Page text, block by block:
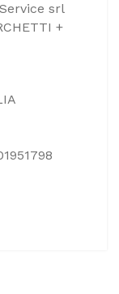
srl
+